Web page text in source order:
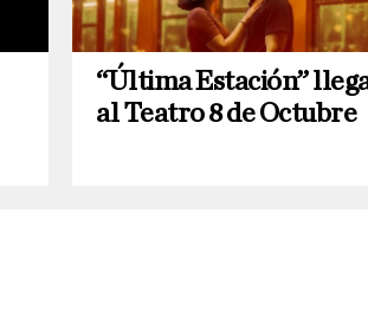
“Última Estación”
al Teatro 8 de Octubre